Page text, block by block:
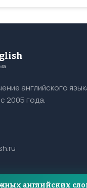
английского
2005 года.
английских